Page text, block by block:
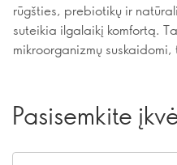
rūgšties, prebiotikų ir
suteikia ilgalaikį komfortą.
mikroorganizmų
Pasisemkite